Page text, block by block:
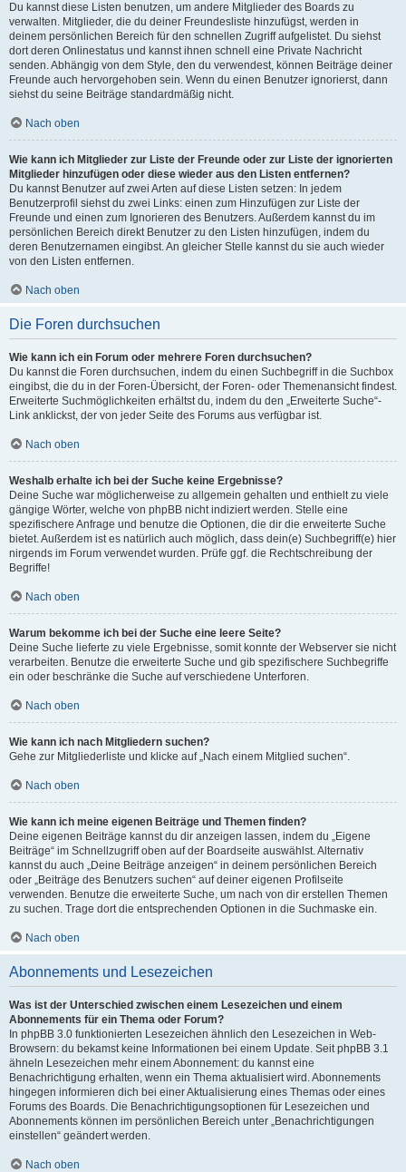
Du kannst diese Listen benutzen, um andere Mitglieder des Boards zu
verwalten. Mitglieder, die du deiner Freundesliste hinzufügst, werden in
deinem persönlichen Bereich für den schnellen Zugriff aufgelistet. Du siehst
dort deren Onlinestatus und kannst ihnen schnell eine Private Nachricht
senden. Abhängig von dem Style, den du verwendest, können Beiträge deiner
Freunde auch hervorgehoben sein. Wenn du einen Benutzer ignorierst, dann
siehst du seine Beiträge standardmäßig nicht.
Nach oben
Wie kann ich Mitglieder zur Liste der Freunde oder zur Liste der ignorierten
Mitglieder hinzufügen oder diese wieder aus den Listen entfernen?
Du kannst Benutzer auf zwei Arten auf diese Listen setzen: In jedem
Benutzerprofil siehst du zwei Links: einen zum Hinzufügen zur Liste der
Freunde und einen zum Ignorieren des Benutzers. Außerdem kannst du im
persönlichen Bereich direkt Benutzer zu den Listen hinzufügen, indem du
deren Benutzernamen eingibst. An gleicher Stelle kannst du sie auch wieder
von den Listen entfernen.
Nach oben
Die Foren durchsuchen
Wie kann ich ein Forum oder mehrere Foren durchsuchen?
Du kannst die Foren durchsuchen, indem du einen Suchbegriff in die Suchbox
eingibst, die du in der Foren-Übersicht, der Foren- oder Themenansicht findest.
Erweiterte Suchmöglichkeiten erhältst du, indem du den „Erweiterte Suche“-
Link anklickst, der von jeder Seite des Forums aus verfügbar ist.
Nach oben
Weshalb erhalte ich bei der Suche keine Ergebnisse?
Deine Suche war möglicherweise zu allgemein gehalten und enthielt zu viele
gängige Wörter, welche von phpBB nicht indiziert werden. Stelle eine
spezifischere Anfrage und benutze die Optionen, die dir die erweiterte Suche
bietet. Außerdem ist es natürlich auch möglich, dass dein(e) Suchbegriff(e) hier
nirgends im Forum verwendet wurden. Prüfe ggf. die Rechtschreibung der
Begriffe!
Nach oben
Warum bekomme ich bei der Suche eine leere Seite?
Deine Suche lieferte zu viele Ergebnisse, somit konnte der Webserver sie nicht
verarbeiten. Benutze die erweiterte Suche und gib spezifischere Suchbegriffe
ein oder beschränke die Suche auf verschiedene Unterforen.
Nach oben
Wie kann ich nach Mitgliedern suchen?
Gehe zur Mitgliederliste und klicke auf „Nach einem Mitglied suchen“.
Nach oben
Wie kann ich meine eigenen Beiträge und Themen finden?
Deine eigenen Beiträge kannst du dir anzeigen lassen, indem du „Eigene
Beiträge“ im Schnellzugriff oben auf der Boardseite auswählst. Alternativ
kannst du auch „Deine Beiträge anzeigen“ in deinem persönlichen Bereich
oder „Beiträge des Benutzers suchen“ auf deiner eigenen Profilseite
verwenden. Benutze die erweiterte Suche, um nach von dir erstellen Themen
zu suchen. Trage dort die entsprechenden Optionen in die Suchmaske ein.
Nach oben
Abonnements und Lesezeichen
Was ist der Unterschied zwischen einem Lesezeichen und einem
Abonnements für ein Thema oder Forum?
In phpBB 3.0 funktionierten Lesezeichen ähnlich den Lesezeichen in Web-
Browsern: du bekamst keine Informationen bei einem Update. Seit phpBB 3.1
ähneln Lesezeichen mehr einem Abonnement: du kannst eine
Benachrichtigung erhalten, wenn ein Thema aktualisiert wird. Abonnements
hingegen informieren dich bei einer Aktualisierung eines Themas oder eines
Forums des Boards. Die Benachrichtigungsoptionen für Lesezeichen und
Abonnements können im persönlichen Bereich unter „Benachrichtigungen
einstellen“ geändert werden.
Nach oben